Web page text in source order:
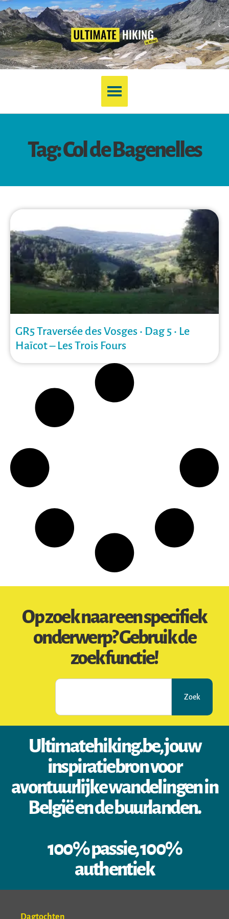
Tag: Col de Bagenelles
GR5 Traversée des Vosges • Dag 5 • Le
Haïcot – Les Trois Fours
Op zoek naar een specifiek
onderwerp? Gebruik de
zoekfunctie!
Zoek
Ultimatehiking.be, jouw
inspiratiebron voor
avontuurlijke wandelingen in
België en de buurlanden.
100% passie, 100%
authentiek
Dagtochten